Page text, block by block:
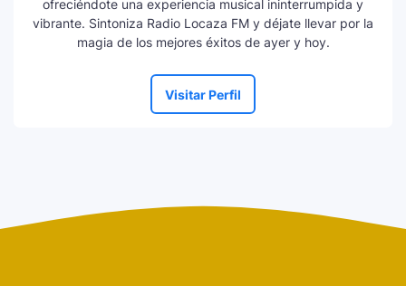
ofreciéndote una experiencia musical ininterrumpida y
vibrante. Sintoniza Radio Locaza FM y déjate llevar por la
magia de los mejores éxitos de ayer y hoy.
Visitar Perfil